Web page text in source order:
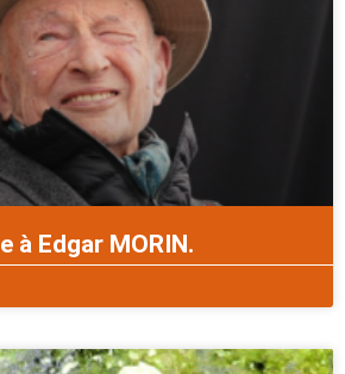
à Edgar MORIN.